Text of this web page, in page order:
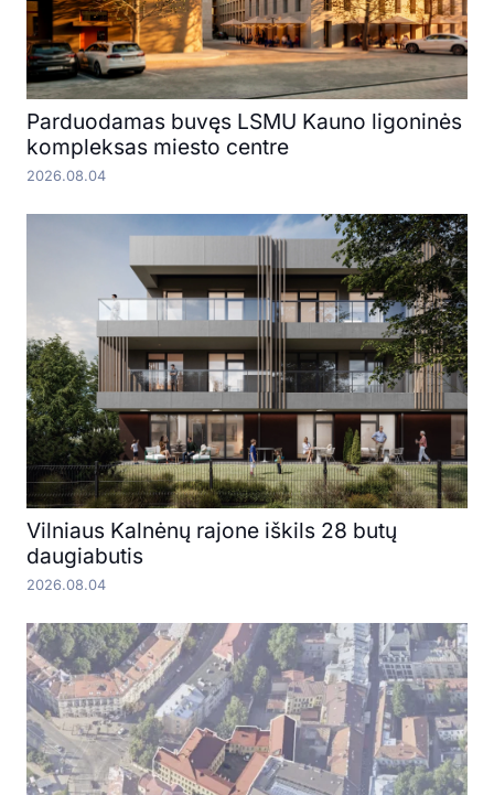
Parduodamas buvęs LSMU Kauno ligoninės
kompleksas miesto centre
2026.08.04
Vilniaus Kalnėnų rajone iškils 28 butų
daugiabutis
2026.08.04